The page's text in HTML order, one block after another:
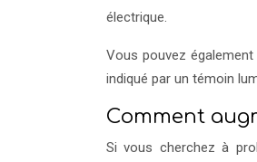
électrique.
Vous pouvez
indiqué par un témoin
Comment
Si vous cherchez à